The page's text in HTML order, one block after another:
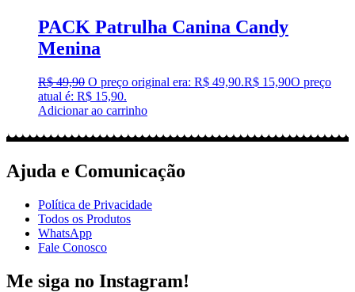
PACK Patrulha Canina Candy
Menina
R$49,90 O preço original era: R$ 49,90.R$ 15,90O preço
atual é: R$ 15,90.
Adicionar ao carrinho
Ajuda e Comunicação
Política de Privacidade
Todos os Produtos
WhatsApp
Fale Conosco
Me siga no Instagram!